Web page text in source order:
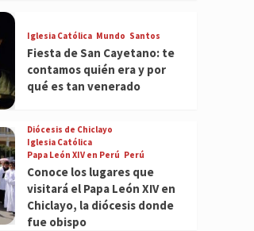
Iglesia Católica Mundo Santos
Fiesta de San Cayetano: te
contamos quién era y por
qué es tan venerado
Diócesis de Chiclayo
Iglesia Católica
Papa León XIV en Perú Perú
Conoce los lugares que
visitará el Papa León XIV en
Chiclayo, la diócesis donde
fue obispo